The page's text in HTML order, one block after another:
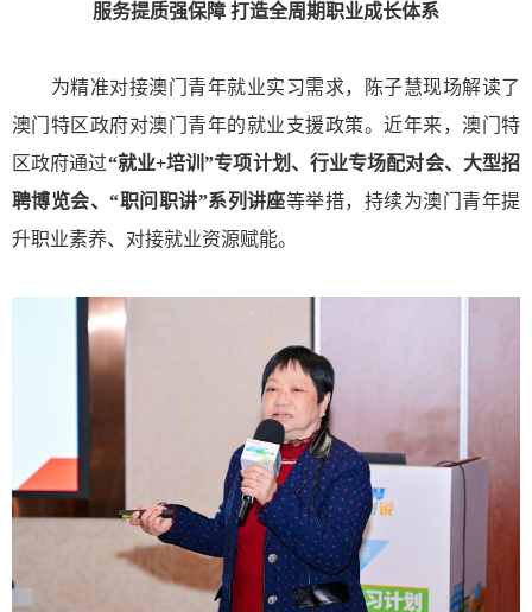
服务提质强保障 打造全周期职业成长体系
为精准对接澳门青年就业实习需求，陈子慧现场解读了
澳门特区政府对澳门青年的就业支援政策。近年来，澳门特
区政府通过“就业+培训”专项计划、行业专场配对会、大型招
聘博览会、“职问职讲”系列讲座等举措，持续为澳门青年提
升职业素养、对接就业资源赋能。